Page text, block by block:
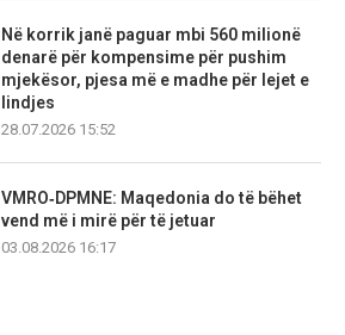
Në korrik janë paguar mbi 560 milionë
denarë për kompensime për pushim
mjekësor, pjesa më e madhe për lejet e
lindjes
28.07.2026 15:52
VMRO‑DPMNE: Maqedonia do të bëhet
vend më i mirë për të jetuar
03.08.2026 16:17